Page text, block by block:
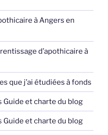
à Angers en
d’apothicaire à
que j’ai étudiées à fonds
Guide et charte du blog
Guide et charte du blog